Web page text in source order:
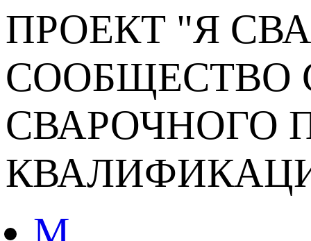
ПРОЕКТ "Я
СООБЩЕСТВО
СВАРОЧНОГО